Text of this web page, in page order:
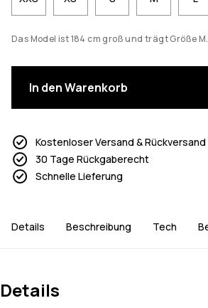
Das Model ist 184 cm groß und trägt Größe M.
In den Warenkorb
Kostenloser Versand & Rückversand
30 Tage Rückgaberecht
Schnelle Lieferung
Details Beschreibung Tech
Details